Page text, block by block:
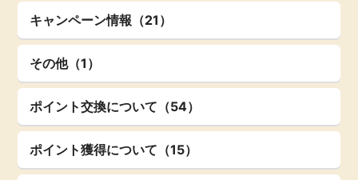
キャンペーン情報（21）
その他（1）
ポイント交換について（54）
ポイント獲得について（15）